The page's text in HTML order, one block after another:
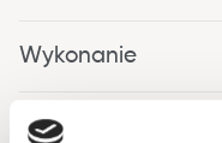
Wykonanie
Opakowanie